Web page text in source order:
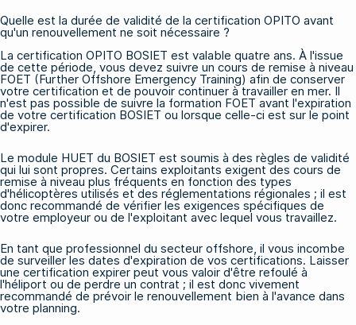
Quelle est la durée de validité de la certification OPITO avant
qu'un renouvellement ne soit nécessaire ?
La certification OPITO BOSIET est valable quatre ans. À l'issue
de cette période, vous devez suivre un cours de remise à niveau
FOET (Further Offshore Emergency Training) afin de conserver
votre certification et de pouvoir continuer à travailler en mer. Il
n'est pas possible de suivre la formation FOET avant l'expiration
de votre certification BOSIET ou lorsque celle-ci est sur le point
d'expirer.
Le module HUET du BOSIET est soumis à des règles de validité
qui lui sont propres. Certains exploitants exigent des cours de
remise à niveau plus fréquents en fonction des types
d'hélicoptères utilisés et des réglementations régionales ; il est
donc recommandé de vérifier les exigences spécifiques de
votre employeur ou de l'exploitant avec lequel vous travaillez.
En tant que professionnel du secteur offshore, il vous incombe
de surveiller les dates d'expiration de vos certifications. Laisser
une certification expirer peut vous valoir d'être refoulé à
l'héliport ou de perdre un contrat ; il est donc vivement
recommandé de prévoir le renouvellement bien à l'avance dans
votre planning.